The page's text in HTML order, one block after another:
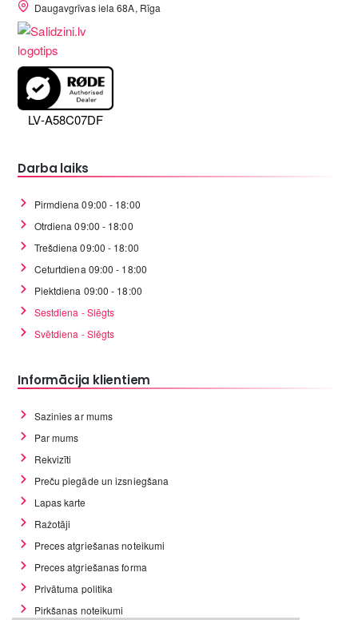
Daugavgrīvas iela 68A, Rīga
LV-A58C07DF
Darba laiks
Pirmdiena 09:00 - 18:00
Otrdiena 09:00 - 18:00
Trešdiena 09:00 - 18:00
Ceturtdiena 09:00 - 18:00
Piektdiena 09:00 - 18:00
Sestdiena - Slēgts
Svētdiena - Slēgts
Informācija klientiem
Sazinies ar mums
Par mums
Rekvizīti
Preču piegāde un izsniegšana
Lapas karte
Ražotāji
Preces atgriešanas noteikumi
Preces atgriešanas forma
Privātuma politika
Pirkšanas noteikumi